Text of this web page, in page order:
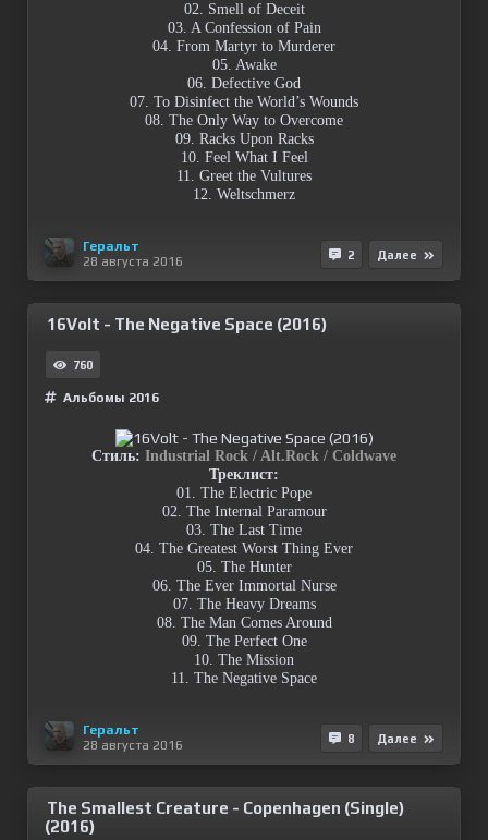
02. Smell of Deceit
03. A Confession of Pain
04. From Martyr to Murderer
05. Awake
06. Defective God
07. To Disinfect the World’s Wounds
08. The Only Way to Overcome
09. Racks Upon Racks
10. Feel What I Feel
11. Greet the Vultures
12. Weltschmerz
Геральт
28 августа 2016
2 Далее
16Volt - The Negative Space (2016)
760
Альбомы 2016
Стиль: Industrial Rock / Alt.Rock / Coldwave
Треклист:
01. The Electric Pope
02. The Internal Paramour
03. The Last Time
04. The Greatest Worst Thing Ever
05. The Hunter
06. The Ever Immortal Nurse
07. The Heavy Dreams
08. The Man Comes Around
09. The Perfect One
10. The Mission
11. The Negative Space
Геральт
28 августа 2016
8 Далее
The Smallest Creature - Copenhagen (Single)
(2016)